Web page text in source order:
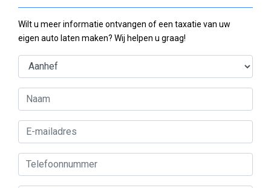
Wilt u meer informatie ontvangen of een taxatie van uw
eigen auto laten maken? Wij helpen u graag!